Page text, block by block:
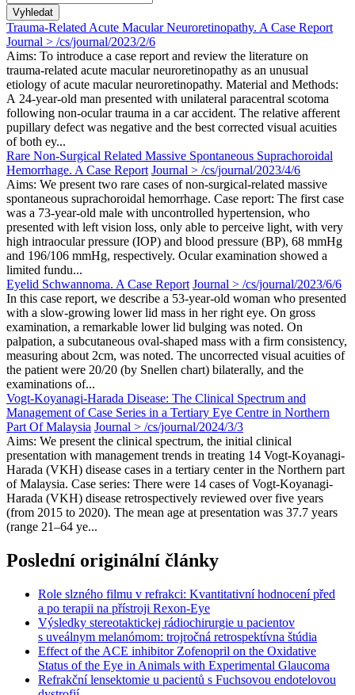
Vyhledat
Trauma-Related Acute Macular Neuroretinopathy. A Case Report
Journal > /cs/journal/2023/2/6
Aims: To introduce a case report and review the literature on
trauma-related acute macular neuroretinopathy as an unusual
etiology of acute macular neuroretinopathy. Material and Methods:
A 24-year-old man presented with unilateral paracentral scotoma
following non-ocular trauma in a car accident. The relative afferent
pupillary defect was negative and the best corrected visual acuities
of both ey...
Rare Non-Surgical Related Massive Spontaneous Suprachoroidal
Hemorrhage. A Case Report Journal > /cs/journal/2023/4/6
Aims: We present two rare cases of non-surgical-related massive
spontaneous suprachoroidal hemorrhage. Case report: The first case
was a 73-year-old male with uncontrolled hypertension, who
presented with left vision loss, only able to perceive light, with very
high intraocular pressure (IOP) and blood pressure (BP), 68 mmHg
and 196/106 mmHg, respectively. Ocular examination showed a
limited fundu...
Eyelid Schwannoma. A Case Report Journal > /cs/journal/2023/6/6
In this case report, we describe a 53-year-old woman who presented
with a slow-growing lower lid mass in her right eye. On gross
examination, a remarkable lower lid bulging was noted. On
palpation, a subcutaneous oval-shaped mass with a firm consistency,
measuring about 2cm, was noted. The uncorrected visual acuities of
the patient were 20/20 (by Snellen chart) bilaterally, and the
examinations of...
Vogt-Koyanagi-Harada Disease: The Clinical Spectrum and
Management of Case Series in a Tertiary Eye Centre in Northern
Part Of Malaysia Journal > /cs/journal/2024/3/3
Aims: We present the clinical spectrum, the initial clinical
presentation with management trends in treating 14 Vogt-Koyanagi-
Harada (VKH) disease cases in a tertiary center in the Northern part
of Malaysia. Case series: There were 14 cases of Vogt-Koyanagi-
Harada (VKH) disease retrospectively reviewed over five years
(from 2015 to 2020). The mean age at presentation was 37.7 years
(range 21–64 ye...
Poslední originální články
Role slzného filmu v refrakci: Kvantitativní hodnocení před
a po terapii na přístroji Rexon-Eye
Výsledky stereotaktickej rádiochirurgie u pacientov
s uveálnym melanómom: trojročná retrospektívna štúdia
Effect of the ACE inhibitor Zofenopril on the Oxidative
Status of the Eye in Animals with Experimental Glaucoma
Refrakční lensektomie u pacientů s Fuchsovou endotelovou